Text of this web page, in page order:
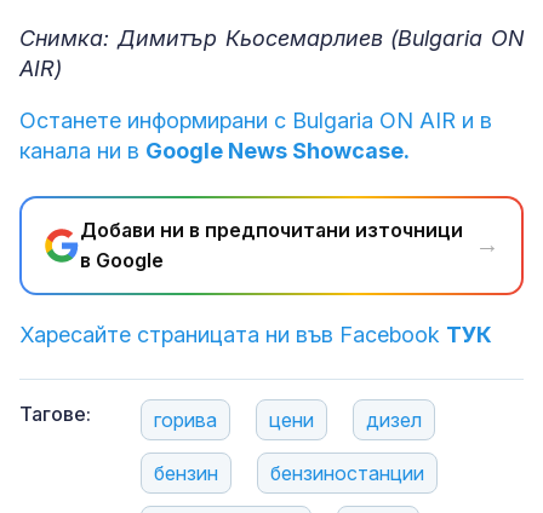
Снимка: Димитър Кьосемарлиев (Bulgaria ON
AIR)
Останете информирани с Bulgaria ON AIR и в
канала ни в Google News Showcase.
Добави ни в предпочитани източници
в Google
→
Харесайте страницата ни във Facebook ТУК
Тагове: горива цени дизел
бензин бензиностанции